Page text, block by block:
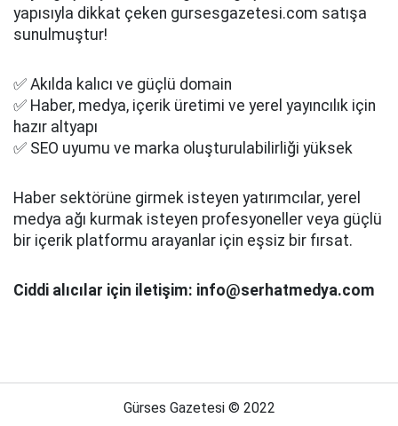
yapısıyla dikkat çeken gursesgazetesi.com satışa
sunulmuştur!
✅ Akılda kalıcı ve güçlü domain
✅ Haber, medya, içerik üretimi ve yerel yayıncılık için
hazır altyapı
✅ SEO uyumu ve marka oluşturulabilirliği yüksek
Haber sektörüne girmek isteyen yatırımcılar, yerel
medya ağı kurmak isteyen profesyoneller veya güçlü
bir içerik platformu arayanlar için eşsiz bir fırsat.
Ciddi alıcılar için iletişim: info@serhatmedya.com
Gürses Gazetesi © 2022